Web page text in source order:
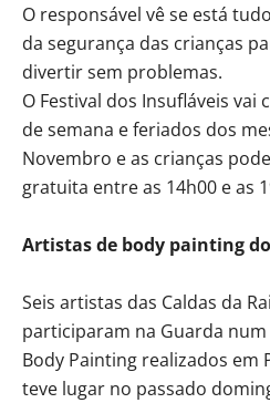
O responsável vê se está
da segurança das crianças
divertir sem problemas.
O Festival dos Insufláveis
de semana e feriados dos
Novembro e as crianças
gratuita entre as 14h00 e as
Artistas de body painting
Seis artistas das Caldas da
participaram na Guarda
Body Painting realizados em
teve lugar no passado